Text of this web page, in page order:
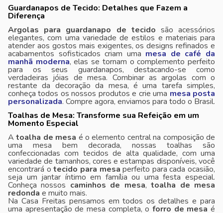
Guardanapos de Tecido: Detalhes que Fazem a
Diferença
Argolas para guardanapo de tecido são acessórios
elegantes, com uma variedade de estilos e materiais para
atender aos gostos mais exigentes, os designs refinados e
acabamentos sofisticados criam uma mesa de café da
manhã moderna, elas se tornam o complemento perfeito
para os seus guardanapos, destacando-se como
verdadeiras jóias de mesa. Combinar as argolas com o
restante da decoração da mesa, é uma tarefa simples,
conheça todos os nossos produtos e crie uma mesa posta
personalizada. Compre agora, enviamos para todo o Brasil.
Toalhas de Mesa: Transforme sua Refeição em um
Momento Especial
Atoalha de mesa é o elemento central na composição de
uma mesa bem decorada, nossas toalhas são
confeccionadas com tecidos de alta qualidade, com uma
variedade de tamanhos, cores e estampas disponíveis, você
encontrará otecido para mesa perfeito para cada ocasião,
seja um jantar íntimo em família ou uma festa especial.
Conheça nossos caminhos de mesa,toalha de mesa
redonda e muito mais.
Na Casa Freitas pensamos em todos os detalhes e para
uma apresentação de mesa completa, o forro de mesa é